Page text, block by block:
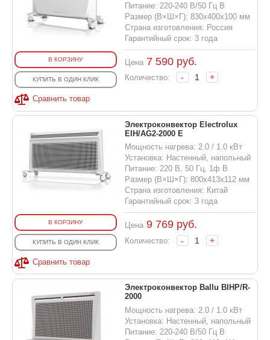
В КОРЗИНУ
КУПИТЬ В ОДИН КЛИК
Сравнить товар
Питание: 220-240 В/50 Гц В
Размер (В×Ш×Г): 830х400х100 мм
Страна изготовления: Россия
Гарантийный срок: 3 года
Цена 7 590руб.
Количество: - +
В КОРЗИНУ
КУПИТЬ В ОДИН КЛИК
Сравнить товар
Электроконвектор Electrolux
EIH/AG2-2000 E
Мощность нагрева: 2.0 / 1.0 кВт
Установка: Настенный, напольный
Питание: 220 В, 50 Гц, 1ф В
Размер (В×Ш×Г): 800х413х112 мм
Страна изготовления: Китай
Гарантийный срок: 3 года
Цена 9 769руб.
Количество: - +
Электроконвектор Ballu BIHP/R-
2000
Мощность нагрева: 2.0 / 1.0 кВт
Установка: Настенный, напольный
Питание: 220-240 В/50 Гц В